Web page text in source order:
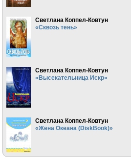
Светлана Коппел-Ковтун
«Сквозь тень»
Светлана Коппел-Ковтун
«Высекательница Искр»
Светлана Коппел-Ковтун
«Жена Океана (DiskBook)»